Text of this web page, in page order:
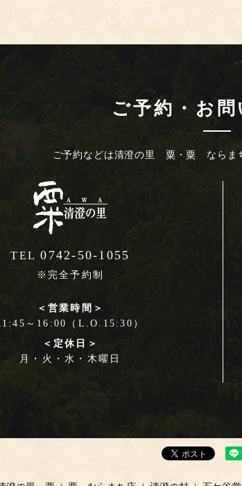
ご予約・お問
ご予約などは清澄の里 粟・粟 ならま
TEL0742-50-1055
※完全予約制
＜営業時間＞
～16:00（L.O.15:30）
＜定休日＞
月・火・水・木曜日